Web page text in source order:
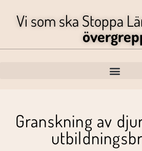
Vi som ska Stoppa
Granskning av